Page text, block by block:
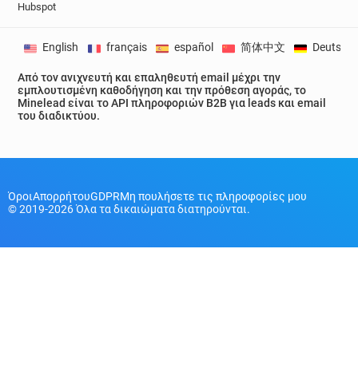
Hubspot
Από τον ανιχνευτή και επαληθευτή email μέχρι την
εμπλουτισμένη καθοδήγηση και την πρόθεση αγοράς, το
Minelead είναι το API πληροφοριών B2B για leads και email
του διαδικτύου.
English français español 简体中文 Deutsch
ΌροιΑπορρήτουGDPRΜη πουλήσετε τις πληροφορίες μου
© 2019-2026 Όλα τα δικαιώματα διατηρούνται.